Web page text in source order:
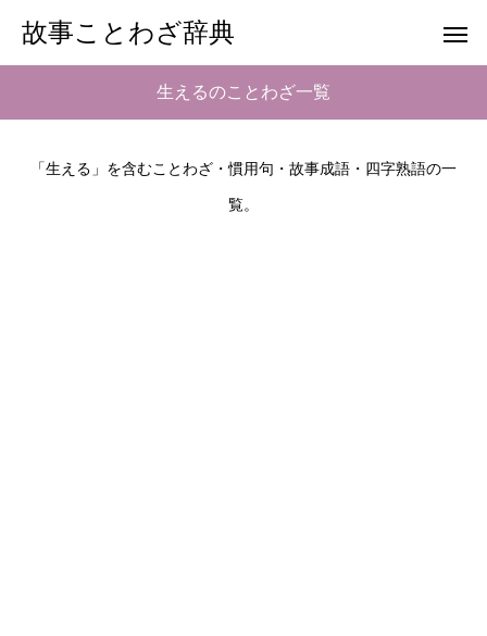
故事ことわざ辞典
生えるのことわざ一覧
「生える」を含むことわざ・慣用句・故事成語・四字熟語の一
覧。